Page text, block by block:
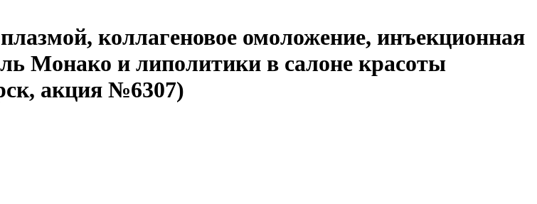
коллагеновое омоложение, инъекционная
Монако и липолитики в салоне красоты
акция №6307)